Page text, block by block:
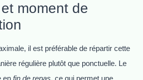
moment de
il est préférable de répartir cette
régulière plutôt que ponctuelle. Le